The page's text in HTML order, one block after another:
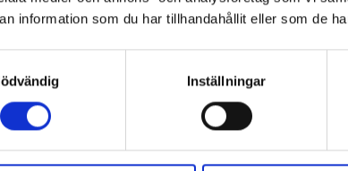
information som du har tillhandahållit eller som de
Inställningar
HÅLLBART